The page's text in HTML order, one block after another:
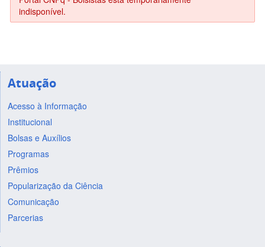
indisponível.
Atuação
Acesso à Informação
Institucional
Bolsas e Auxílios
Programas
Prêmios
Popularização da Ciência
Comunicação
Parcerias